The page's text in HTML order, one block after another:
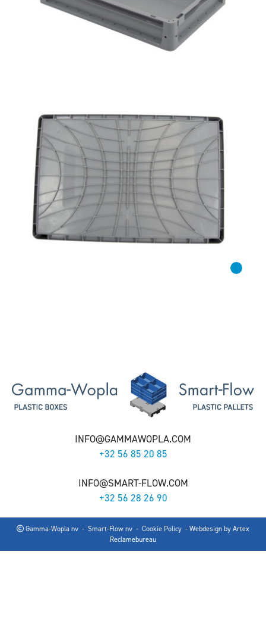
INFO@GAMMAWOPLA.COM
+32 56 85 20 85
INFO@SMART-FLOW.COM
+32 56 28 26 90
Gamma-Wopla nv - Smart-Flow nv - Cookie Policy - Webdesign byArtex
Reclamebureau